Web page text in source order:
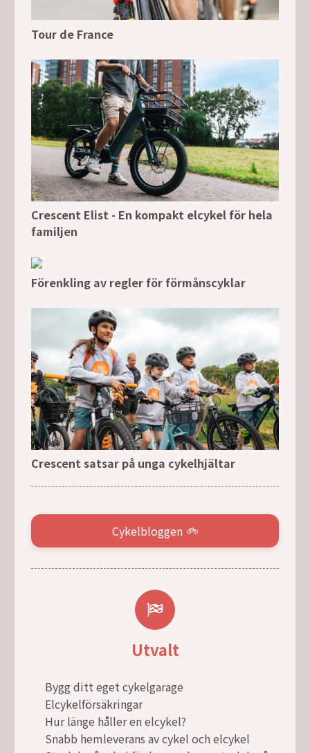
Tour de France
Crescent Elist - En kompakt elcykel för hela
familjen
Förenkling av regler för förmånscyklar
Crescent satsar på unga cykelhjältar
Cykelbloggen
Utvalt
Bygg ditt eget cykelgarage
Elcykelförsäkringar
Hur länge håller en elcykel?
Snabb hemleverans av cykel och elcykel